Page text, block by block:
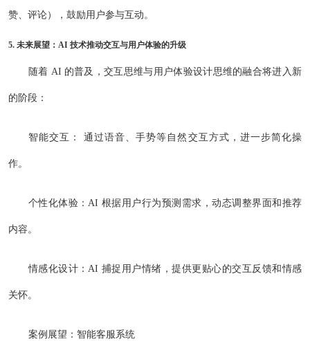
赞、评论），鼓励用户参与互动。
5. 未来展望：AI 技术推动交互与用户体验的升级
随着 AI 的普及，交互思维与用户体验设计思维的融合将进入新
的阶段：
智能交互： 通过语音、手势等自然交互方式，进一步简化操
作。
个性化体验：AI 根据用户行为预测需求，动态调整界面和推荐
内容。
情感化设计：AI 捕捉用户情绪，提供更贴心的交互反馈和情感
关怀。
案例展望：智能客服系统